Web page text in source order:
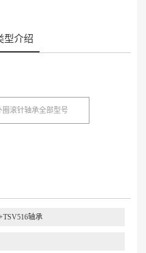
型介绍
滚针轴承全部型号
轴承